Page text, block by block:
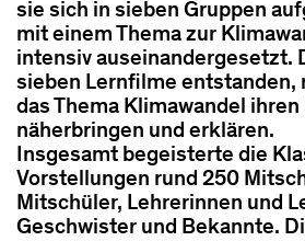
sie sich in sieben Gruppen
mit einem Thema zur
intensiv auseinandergesetzt.
sieben Lernfilme entstanden,
das Thema Klimawandel
näherbringen und erklären.
Insgesamt begeisterte die
Vorstellungen rund 250
Mitschüler, Lehrerinnen und
Geschwister und Bekannte.